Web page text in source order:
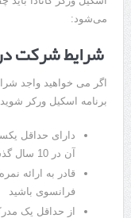
می‌شود:
شرایط شرکت
اگر می خواهید واجد
برنامه اسکیل ورکر
دارای حداقل
آن در 10 سال گذشته باشید
فرانسوی باشید
از حداقل یک